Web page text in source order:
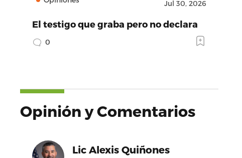
Jul 30, 2026
El testigo que graba pero no declara
0
Opinión y Comentarios
Lic Alexis Quiñones